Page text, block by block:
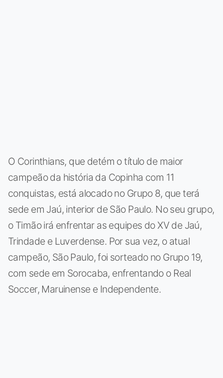
O Corinthians, que detém o título de maior
campeão da história da Copinha com 11
conquistas, está alocado no Grupo 8, que terá
sede em Jaú, interior de São Paulo. No seu grupo,
o Timão irá enfrentar as equipes do XV de Jaú,
Trindade e Luverdense. Por sua vez, o atual
campeão, São Paulo, foi sorteado no Grupo 19,
com sede em Sorocaba, enfrentando o Real
Soccer, Maruinense e Independente.